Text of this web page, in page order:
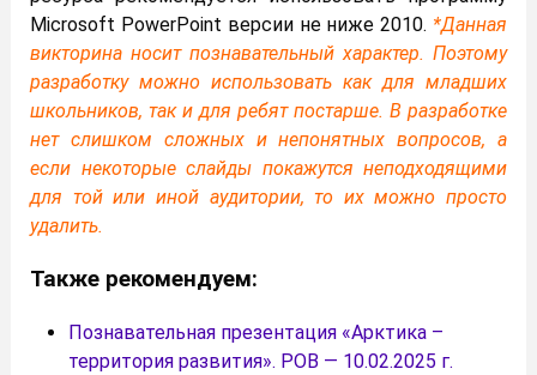
Microsoft PowerPoint версии не ниже 2010. *Данная
викторина носит познавательный характер. Поэтому
разработку можно использовать как для младших
школьников, так и для ребят постарше. В разработке
нет слишком сложных и непонятных вопросов, а
если некоторые слайды покажутся неподходящими
для той или иной аудитории, то их можно просто
удалить.
Также рекомендуем:
Познавательная презентация «Арктика –
территория развития». РОВ — 10.02.2025 г.